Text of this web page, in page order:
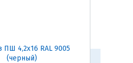
ПШ 4,2х16 RAL 9005
(черный)